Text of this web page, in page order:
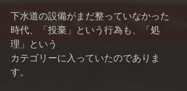
下水道の設備がまだ整っていなかった
時代、「投棄」という行為も、「処
理」という
カテゴリーに入っていたのでありま
す。